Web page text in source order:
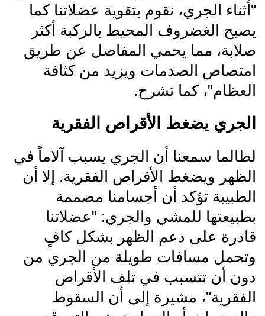
"أثناء الجري، نقوم بتقوية عضلاتنا كما
يصبح الغضروف المحيط بالركبة أكثر
صلابة، مما يحمي المفاصل عن طريق
امتصاص الصدمات ويزيد من كثافة
العظام"، كما تشرح.
الجري يضغط الأقراص الفقرية
لطالما سمعنا أن الجري يسبب آلاماً في
الظهر ويضغط الأقراص الفقرية. إلا أن
الطبيبة تؤكد أن أجسامنا مصممة
بطبيعتها للمشي والجري: "عضلاتنا
قادرة على دعم الظهر بشكل كافٍ
وتحمل مسافات طويلة من الجري من
دون أن تتسبب في تلف الأقراص
الفقرية"، مشيرة إلى أن السقوط